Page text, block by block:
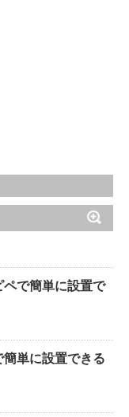
ペで簡単に設置で
簡単に設置できる